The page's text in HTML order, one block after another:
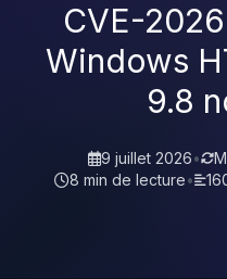
CVE-
Windows
9.8
9 juillet 2026•
8 min de lecture•